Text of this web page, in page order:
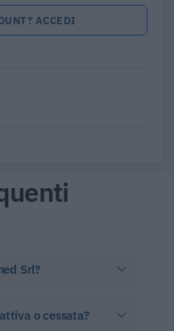
ACCEDI
Srl?
o cessata?